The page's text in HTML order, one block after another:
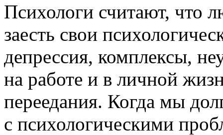
Психологи считают, что
заесть свои
депрессия, комплексы,
на работе и в личной
переедания. Когда мы
с психологическими